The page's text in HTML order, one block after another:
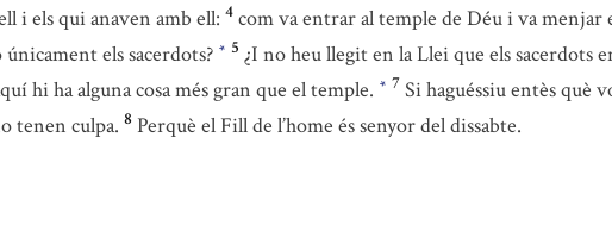
i els qui anaven amb ell: 4 com va entrar al temple de Déu i va menjar
els sacerdots? * 5 ¿I no heu llegit en la Llei que els sacerdots
hi ha alguna cosa més gran que el temple. * 7 Si haguéssiu entès què
tenen culpa. 8 Perquè el Fill de l’home és senyor del dissabte.